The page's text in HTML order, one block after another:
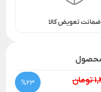
ضمانت تعویض کالا
%23